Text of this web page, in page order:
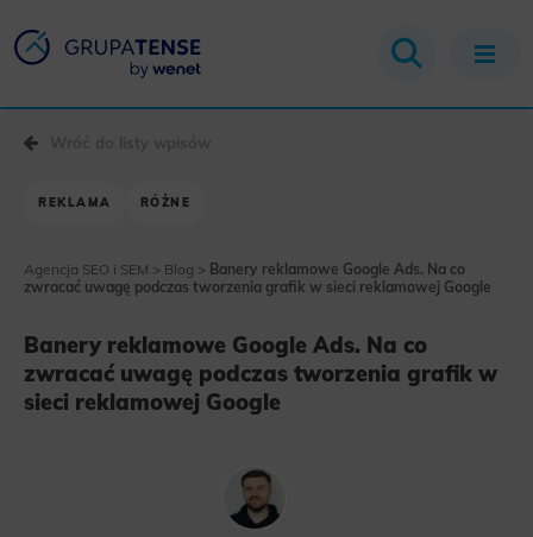
REKLAMA RÓŻNE
Agencja SEO i SEM > Blog > Banery reklamowe Google Ads. Na co
zwracać uwagę podczas tworzenia grafik w sieci reklamowej Google
Banery reklamowe Google Ads. Na co
zwracać uwagę podczas tworzenia grafik w
sieci reklamowej Google